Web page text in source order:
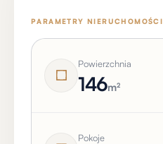
PARAMETRY NIERUCHOMOŚCI
Powierzchnia
146m²
Pokoje